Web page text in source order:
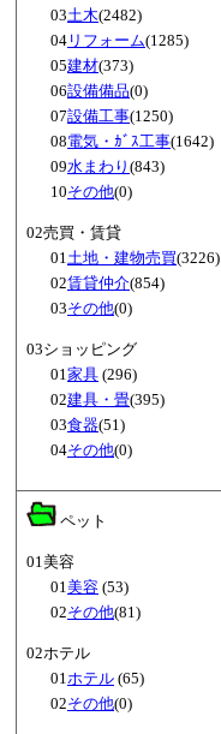
03土木(2482)
04 リフォーム(1285)
05建材(373)
06設備備品(0)
07設備工事(1250)
08電気・ｶﾞｽ工事(1642)
09水まわり (843)
10その他(0)
02売買・賃貸
01土地・建物売買(3226)
02賃貸仲介(854)
03その他(0)
03ショッピング
01家具 (296)
02建具・畳(395)
03食器(51)
04その他(0)
ペット
01美容
01美容 (53)
02その他(81)
02ホテル
01ホテル (65)
02その他(0)